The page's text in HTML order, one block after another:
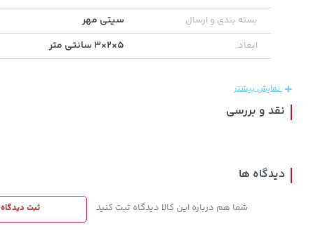
2,729,000
تومان
219,900
خرید
18,580,000
تومان
بسته بندی و ارسال سیتی مهر
ابعاد 5×2×3 سانتی متر
نمایش بیشتر
نقد و بررسی
دیدگاه ها
شما هم درباره این کالا دیدگاه ثبت کنید ثبت دیدگاه